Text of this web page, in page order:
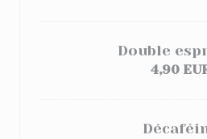
Double
4,90